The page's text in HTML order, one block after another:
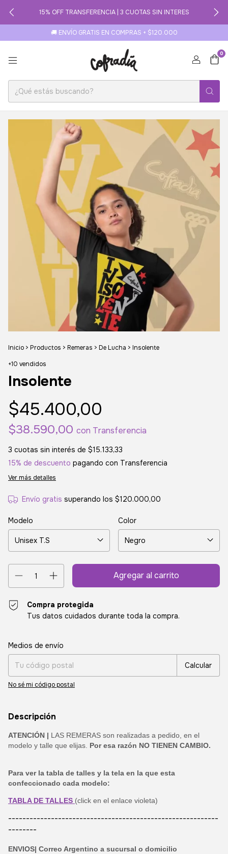
15% OFF TRANSFERENCIA | 3 CUOTAS SIN INTERES
🚚 ENVÍO GRATIS EN COMPRAS + $120.000
0
Inicio > Productos > Remeras > De Lucha > Insolente
+10 vendidos
Insolente
$45.400,00
$38.590,00 con Transferencia
3 cuotas sin interés de $15.133,33
15% de descuento pagando con Transferencia
Ver más detalles
Envío gratis superando los $120.000,00
Modelo Color
Compra protegida
Tus datos cuidados durante toda la compra.
Entregas para el CP:
Medios de envío
Calcular
No sé mi código postal
Descripción
ATENCIÓN | LAS REMERAS son realizadas a pedido, en el
modelo y talle que elijas. Por esa razón NO TIENEN CAMBIO.
Para ver la tabla de talles y la tela en la que esta
confeccionado cada modelo:
TABLA DE TALLES (click en el enlace violeta)
-----------------------------------------------------------
--------
ENVIOS| Correo Argentino a sucursal o domicilio